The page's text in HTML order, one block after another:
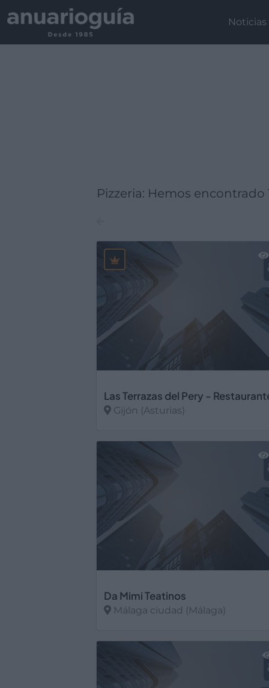
Noticias
Pizzeria: Hemos
Gijón (Asturias)
Da Mimi Teatinos
Málaga ciudad (Málaga)
Empresa:
Actividad:
Lugar: